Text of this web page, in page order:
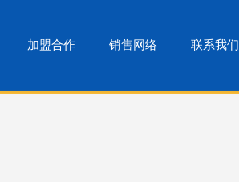
加盟合作 销售网络 联系我们